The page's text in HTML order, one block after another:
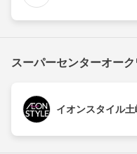
スーパーセンターオー
イオンスタイル土